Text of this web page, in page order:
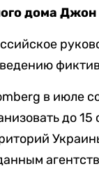
дома Джон
в июле
до